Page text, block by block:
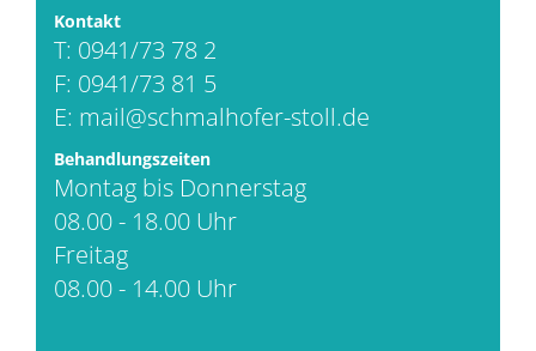
Kontakt
T: 0941/73 78 2
F: 0941/73 81 5
E: mail@schmalhofer-stoll.de
Behandlungszeiten
Montag bis Donnerstag
08.00 - 18.00 Uhr
Freitag
08.00 - 14.00 Uhr